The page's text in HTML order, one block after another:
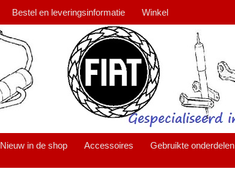
Bestel en leveringsinformatie Winkel
Nieuw in de shop Accessoires Gebruikte onderdelen